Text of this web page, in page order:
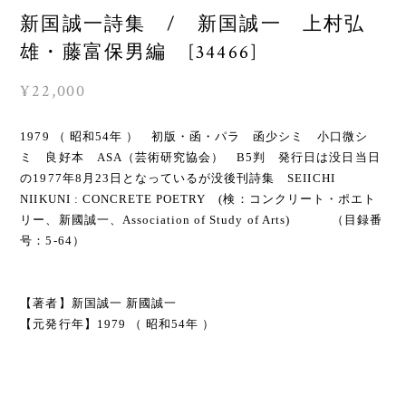
新国誠一詩集 / 新国誠一 上村弘
雄・藤富保男編 [34466]
¥22,000
1979 （ 昭和54年 ） 初版・函・パラ 函少シミ 小口微シ
ミ 良好本 ASA（芸術研究協会） B5判 発行日は没日当日
の1977年8月23日となっているが没後刊詩集 SEIICHI
NIIKUNI : CONCRETE POETRY (検：コンクリート・ポエト
リー、新國誠一、Association of Study of Arts) （目録番
号：5-64）
【著者】新国誠一 新國誠一
【元発行年】1979 （ 昭和54年 ）